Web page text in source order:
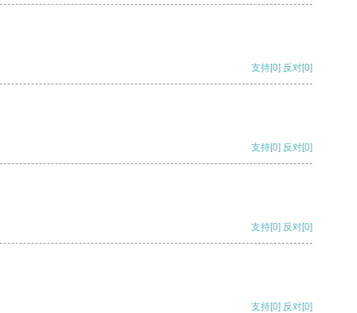
支持[0] 反对[0]
支持[0] 反对[0]
支持[0] 反对[0]
支持[0] 反对[0]